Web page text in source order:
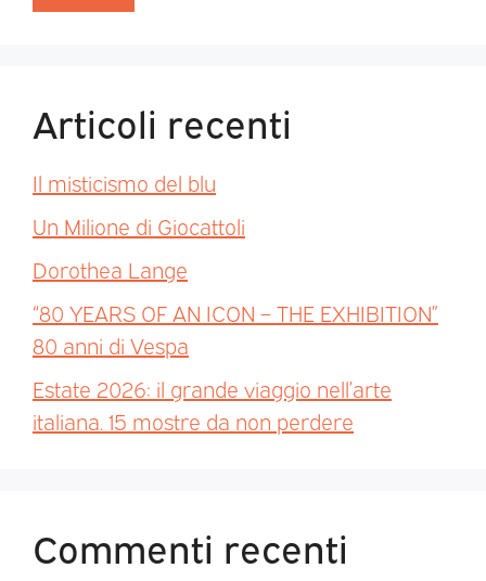
Articoli recenti
Il misticismo del blu
Un Milione di Giocattoli
Dorothea Lange
“80 YEARS OF AN ICON – THE EXHIBITION”
80 anni di Vespa
Estate 2026: il grande viaggio nell’arte
italiana. 15 mostre da non perdere
Commenti recenti